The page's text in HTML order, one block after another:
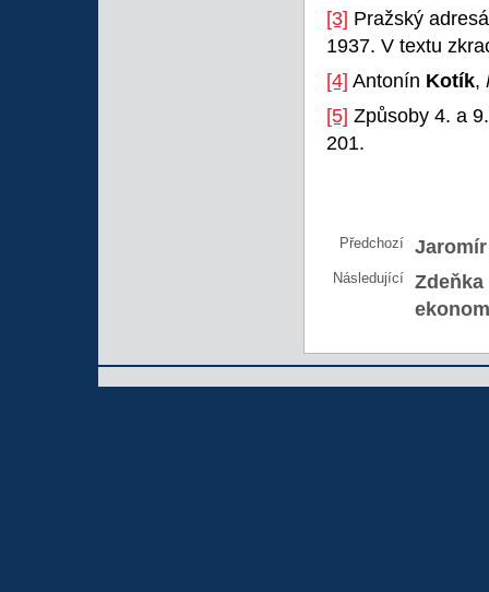
[3] Pražský
1937. V textu
[4] Antonín Kotík,
[5] Způsoby 4. a
201.
Předchozí
Následující